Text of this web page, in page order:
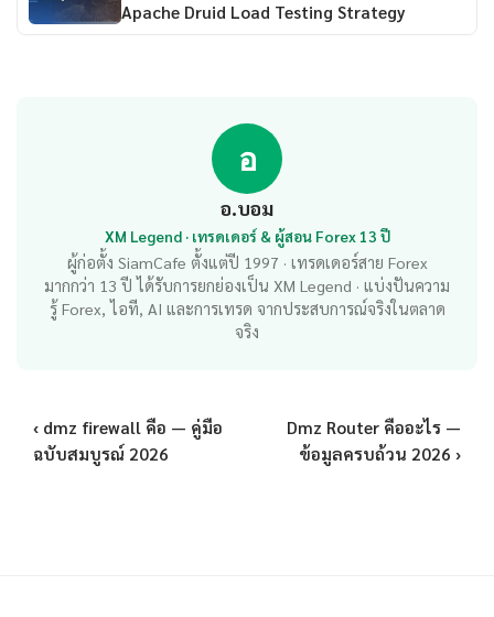
Apache Druid Load Testing Strategy
อ
อ.บอม
XM Legend · เทรดเดอร์ & ผู้สอน Forex 13 ปี
ผู้ก่อตั้ง SiamCafe ตั้งแต่ปี 1997 · เทรดเดอร์สาย Forex
มากกว่า 13 ปี ได้รับการยกย่องเป็น XM Legend · แบ่งปันความ
รู้ Forex, ไอที, AI และการเทรด จากประสบการณ์จริงในตลาด
จริง
‹ dmz firewall คือ — คู่มือ
ฉบับสมบูรณ์ 2026
Dmz Router คืออะไร —
ข้อมูลครบถ้วน 2026 ›